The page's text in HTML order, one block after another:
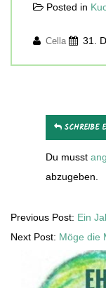
Posted in
Cella 31.
SCHREIBE
Du musst
abzugeben.
Previous Post: Ein
Next Post: Möge die
Secondary
Sidebar